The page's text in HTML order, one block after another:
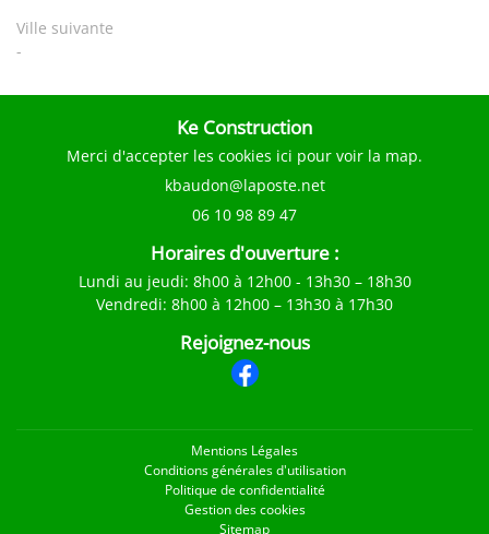
Ville suivante
-
Ke Construction
Merci d'accepter les cookies ici pour voir la map.
06 10 98 89 47
Horaires d'ouverture :
Lundi au jeudi: 8h00 à 12h00 - 13h30 – 18h30
Vendredi: 8h00 à 12h00 – 13h30 à 17h30
Rejoignez-nous
Mentions Légales
Conditions générales d'utilisation
Politique de confidentialité
Gestion des cookies
Sitemap